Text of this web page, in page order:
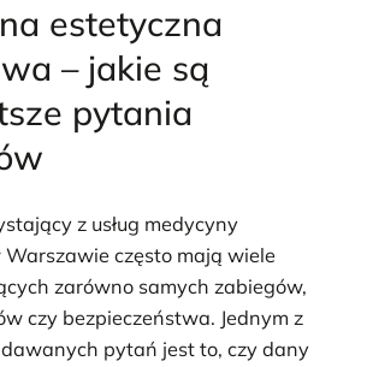
estetyczna
– jakie są
pytania
z usług medycyny
często mają wiele
zarówno samych zabiegów,
czy bezpieczeństwa. Jednym z
pytań jest to, czy dany